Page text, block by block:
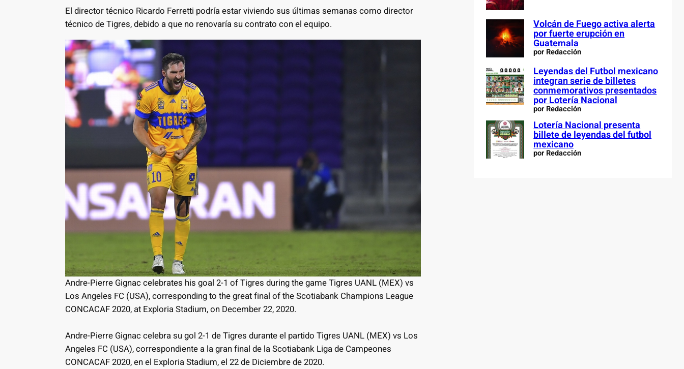
El director técnico Ricardo Ferretti podría estar viviendo sus últimas semanas como director
técnico de Tigres, debido a que no renovaría su contrato con el equipo.
Andre-Pierre Gignac celebrates his goal 2-1 of Tigres during the game Tigres UANL (MEX) vs
Los Angeles FC (USA), corresponding to the great final of the Scotiabank Champions League
CONCACAF 2020, at Exploria Stadium, on December 22, 2020.
Andre-Pierre Gignac celebra su gol 2-1 de Tigres durante el partido Tigres UANL (MEX) vs Los
Angeles FC (USA), correspondiente a la gran final de la Scotiabank Liga de Campeones
CONCACAF 2020, en el Exploria Stadium, el 22 de Diciembre de 2020.
Volcán de Fuego activa alerta
por fuerte erupción en
Guatemala
por Redacción
Leyendas del Futbol mexicano
integran serie de billetes
conmemorativos presentados
por Lotería Nacional
por Redacción
Lotería Nacional presenta
billete de leyendas del futbol
mexicano
por Redacción